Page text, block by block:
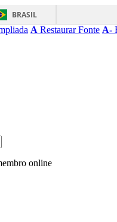
BRASIL
A Restaurar Fonte A-
online